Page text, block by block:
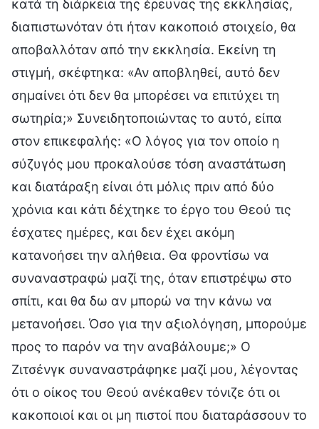
κατά τη διάρκεια της έρευνας της εκκλησίας,
διαπιστωνόταν ότι ήταν κακοποιό στοιχείο, θα
αποβαλλόταν από την εκκλησία. Εκείνη τη
στιγμή, σκέφτηκα: «Αν αποβληθεί, αυτό δεν
σημαίνει ότι δεν θα μπορέσει να επιτύχει τη
σωτηρία;» Συνειδητοποιώντας το αυτό, είπα
στον επικεφαλής: «Ο λόγος για τον οποίο η
σύζυγός μου προκαλούσε τόση αναστάτωση
και διατάραξη είναι ότι μόλις πριν από δύο
χρόνια και κάτι δέχτηκε το έργο του Θεού τις
έσχατες ημέρες, και δεν έχει ακόμη
κατανοήσει την αλήθεια. Θα φροντίσω να
συναναστραφώ μαζί της, όταν επιστρέψω στο
σπίτι, και θα δω αν μπορώ να την κάνω να
μετανοήσει. Όσο για την αξιολόγηση, μπορούμε
προς το παρόν να την αναβάλουμε;» Ο
Ζιτσένγκ συναναστράφηκε μαζί μου, λέγοντας
ότι ο οίκος του Θεού ανέκαθεν τόνιζε ότι οι
κακοποιοί και οι μη πιστοί που διαταράσσουν το